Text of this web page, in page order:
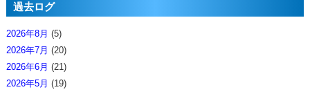
過去ログ
2026年8月 (5)
2026年7月 (20)
2026年6月 (21)
2026年5月 (19)